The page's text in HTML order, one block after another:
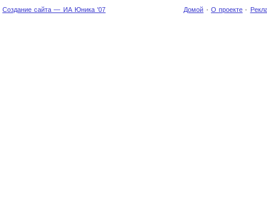
Создание сайта — ИА Юника '07 Домой · О проекте ·